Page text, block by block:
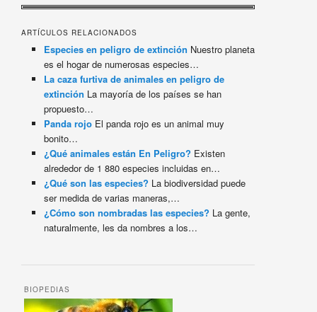
ARTÍCULOS RELACIONADOS
Especies en peligro de extinción Nuestro planeta
es el hogar de numerosas especies…
La caza furtiva de animales en peligro de
extinción La mayoría de los países se han
propuesto…
Panda rojo El panda rojo es un animal muy
bonito…
¿Qué animales están En Peligro? Existen
alrededor de 1 880 especies incluidas en…
¿Qué son las especies? La biodiversidad puede
ser medida de varias maneras,…
¿Cómo son nombradas las especies? La gente,
naturalmente, les da nombres a los…
BIOPEDIAS